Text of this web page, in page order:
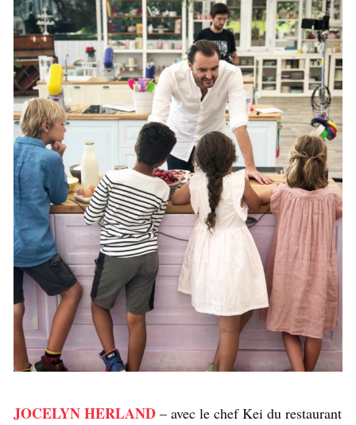
JOCELYN HERLAND – avec le chef Kei du restaurant